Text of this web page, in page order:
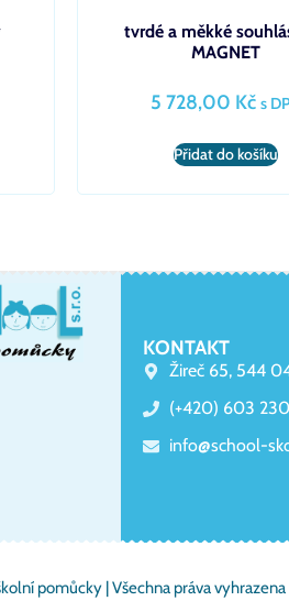
tvrdé a měkké
MAGNET
5 728,00 Kč s
Přidat do košíku
KONTAKT
Žireč 65, 544
(+420) 603
info@school-
pomůcky | Všechna práva vyhrazena